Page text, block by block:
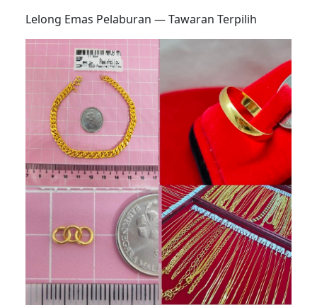
Lelong Emas Pelaburan — Tawaran Terpilih